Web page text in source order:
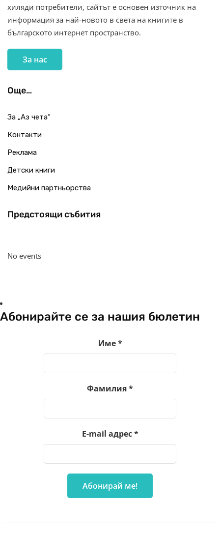
хиляди потребители, сайтът е основен източник на
информация за най-новото в света на книгите в
българското интернет пространство.
За нас
Още…
За „Аз чета“
Контакти
Реклама
Детски книги
Медийни партньорства
Предстоящи събития
No events
Абонирайте се за нашия бюлетин
Име*
Фамилия*
E-mail адрес*